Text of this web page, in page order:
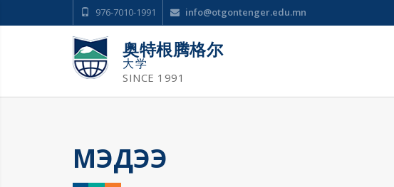
976-7010-1991 info@otgontenger.edu.mn
奥特根腾格尔
大学
SINCE 1991
МЭДЭЭ